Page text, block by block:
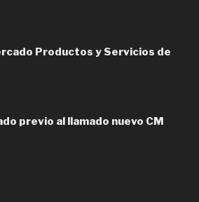
Productos y Servicios de
previo al llamado nuevo CM